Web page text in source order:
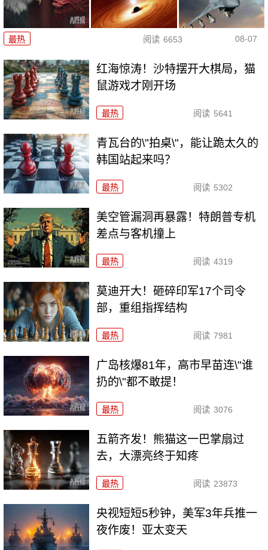
最热 阅读 6653 08-07
红海惊涛！沙特摆开大棋局，猫
鼠游戏才刚开场
最热 阅读 5641
青瓦台的\"拍桌\"，能让跪太久的
韩国站起来吗？
最热 阅读 5302
美空管漏洞再暴露！特朗普专机
差点与客机撞上
最热 阅读 4319
莫迪开大！砸碎印军17个司令
部，重组指挥结构
最热 阅读 7981
广岛核爆81年，高市早苗连\"谁
扔的\"都不敢提！
最热 阅读 3076
五箭齐发！熊猫这一巴掌扇过
去，大漂亮终于知疼
最热 阅读 23873
央视短短5秒钟，美军3年兵推一
夜作废！亚太变天